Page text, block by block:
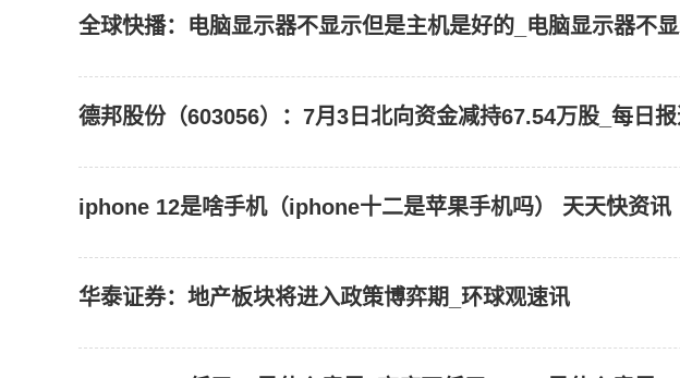
全球快播：电脑显示器不显示但是主机是好的_电脑显示器不
德邦股份（603056）：7月3日北向资金减持67.54万股_每日
iphone 12是啥手机（iphone十二是苹果手机吗） 天天快资讯
华泰证券：地产板块将进入政策博弈期_环球观速讯